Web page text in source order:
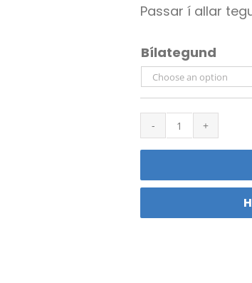
Passar í allar
Bílategund
iDrive